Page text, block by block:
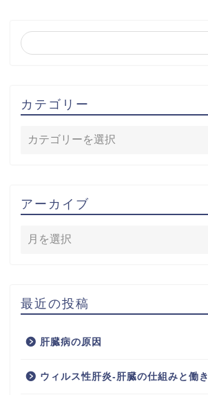
カテゴリー
アーカイブ
最近の投稿
肝臓病の原因
ウィルス性肝炎-肝臓の仕組みと働き